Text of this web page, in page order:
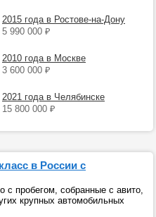
2015 года в Ростове-на-Дону
5 990 000 ₽
2010 года в Москве
3 600 000 ₽
2021 года в Челябинске
15 800 000 ₽
в России с
с пробегом, собранные с авито,
крупных автомобильных